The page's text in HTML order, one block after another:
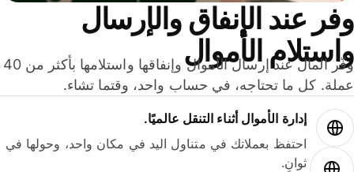
عند الإنفاق والإرسال
الأموال
وفّر المال عند إرسال الأموال وإنفاقها واستلامها بأكثر من 40
كل ما تحتاجه، في حساب واحد، وقتما تشاء.
إدارة الأموال أثناء التنقل عالميًا.
احتفظ بعملاتك في متناول اليد في مكان واحد، وحولها في
ثوانٍ.